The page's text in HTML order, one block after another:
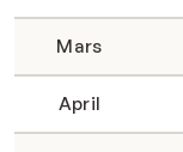
Mars
April